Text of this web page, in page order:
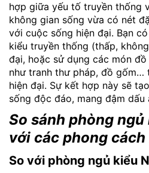
hợp giữa yếu tố truyền thống
không gian sống vừa có nét
với cuộc sống hiện đại. Bạn
kiểu truyền thống (thấp,
đại, hoặc sử dụng các món
như tranh thư pháp, đồ gốm…
hiện đại. Sự kết hợp này sẽ
sống độc đáo, mang đậm dấu
So sánh phòng
với các phong
So với phòng ngủ kiểu